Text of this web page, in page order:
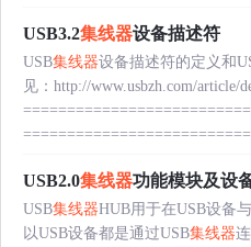
USB3.2集线器设备描述符
USB集线器设备描述符的定义和
见：http://www.usbzh.com/article/
USB2.0集线器功能模块及设
USB集线器HUB用于在USB设备
以USB设备都是通过USB集线器